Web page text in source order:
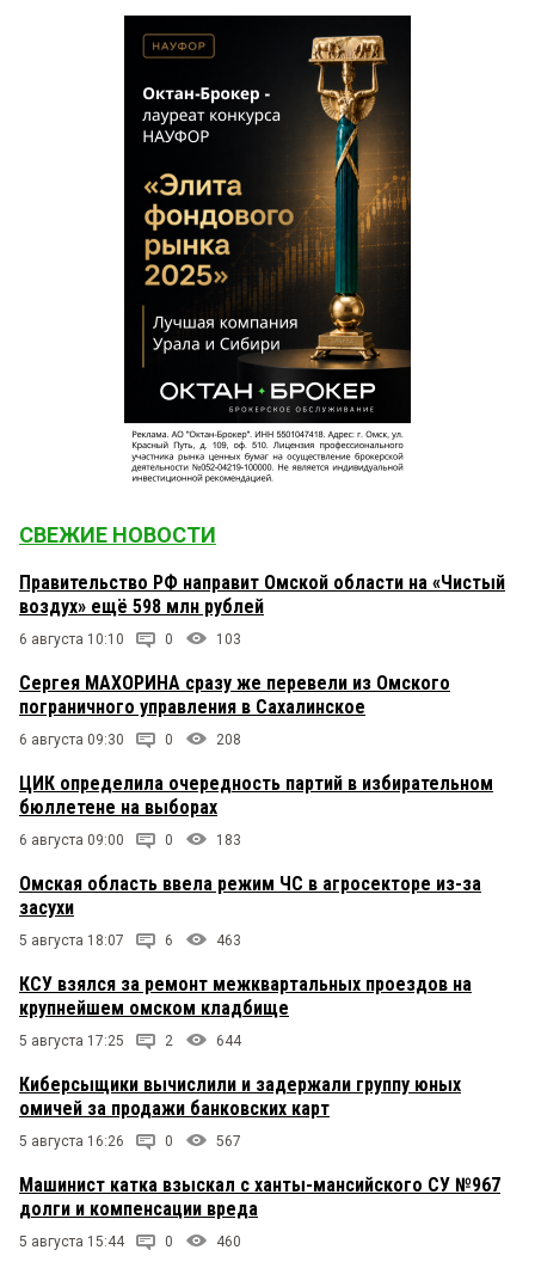
СВЕЖИЕ НОВОСТИ
Правительство РФ направит Омской области на «Чистый
воздух» ещё 598 млн рублей
6 августа 10:10 0 103
Сергея МАХОРИНА сразу же перевели из Омского
пограничного управления в Сахалинское
6 августа 09:30 0 208
ЦИК определила очередность партий в избирательном
бюллетене на выборах
6 августа 09:00 0 183
Омская область ввела режим ЧС в агросекторе из-за
засухи
5 августа 18:07 6 463
КСУ взялся за ремонт межквартальных проездов на
крупнейшем омском кладбище
5 августа 17:25 2 644
Киберсыщики вычислили и задержали группу юных
омичей за продажи банковских карт
5 августа 16:26 0 567
Машинист катка взыскал с ханты-мансийского СУ №967
долги и компенсации вреда
5 августа 15:44 0 460